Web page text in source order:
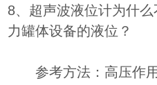
8、超声波液位计为什
力罐体设备的液位？
参考方法：高压作用